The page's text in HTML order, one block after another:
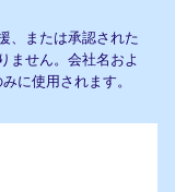
、または承認された
ません。会社名およ
に使用されます。